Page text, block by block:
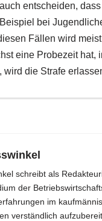
entscheiden,
bei
Fällen wird
eine Probezeit
wird die Strafe
schreibt als
der
im
verständlich